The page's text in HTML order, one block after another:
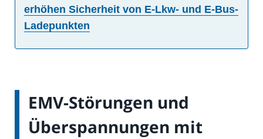
erhöhen Sicherheit von E-Lkw- und E-Bus-
Ladepunkten
EMV-Störungen und
Überspannungen mit